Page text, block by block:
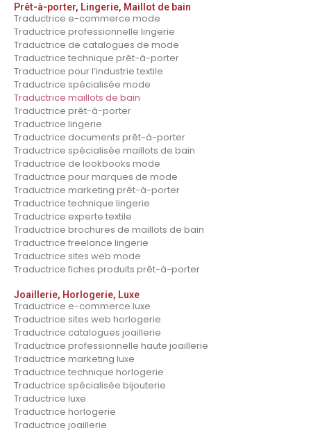
Prêt-à-porter, Lingerie, Maillot de bain
Traductrice e-commerce mode
Traductrice professionnelle lingerie
Traductrice de catalogues de mode
Traductrice technique prêt-à-porter
Traductrice pour l’industrie textile
Traductrice spécialisée mode
Traductrice maillots de bain
Traductrice prêt-à-porter
Traductrice lingerie
Traductrice documents prêt-à-porter
Traductrice spécialisée maillots de bain
Traductrice de lookbooks mode
Traductrice pour marques de mode
Traductrice marketing prêt-à-porter
Traductrice technique lingerie
Traductrice experte textile
Traductrice brochures de maillots de bain
Traductrice freelance lingerie
Traductrice sites web mode
Traductrice fiches produits prêt-à-porter
Joaillerie, Horlogerie, Luxe
Traductrice e-commerce luxe
Traductrice sites web horlogerie
Traductrice catalogues joaillerie
Traductrice professionnelle haute joaillerie
Traductrice marketing luxe
Traductrice technique horlogerie
Traductrice spécialisée bijouterie
Traductrice luxe
Traductrice horlogerie
Traductrice joaillerie